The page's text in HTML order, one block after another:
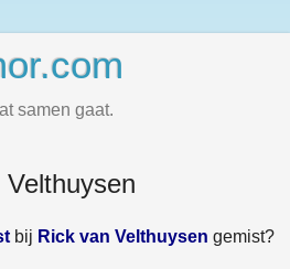
samen gaat.
bij Rick van Velthuysen gemist?